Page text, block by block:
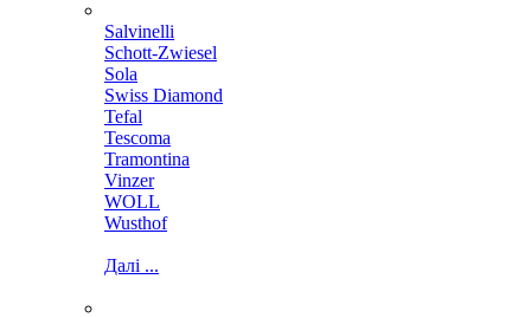
Salvinelli
Schott-Zwiesel
Sola
Swiss Diamond
Tefal
Tescoma
Tramontina
Vinzer
WOLL
Wusthof
Далі ...